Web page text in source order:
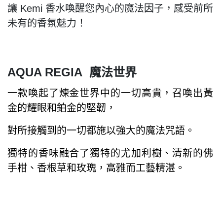
讓 Kemi 香水喚醒您內心的魔法因子，感受前所
未有的香氛魅力！
AQUA REGIA 魔法世界
一款喚起了煉金世界中的一切高貴，召喚出黃
金的耀眼和鉑金的堅韌，
對所接觸到 的一切都施以強大的魔法咒語。
獨特的香味融合了獨特的尤加利樹、清新的佛
手柑、香根草和玫瑰，高雅而工藝精湛。